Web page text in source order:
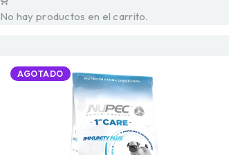
No hay productos en el carrito.
AGOTADO